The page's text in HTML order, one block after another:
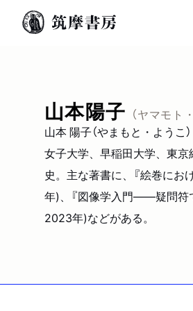
山本陽子 （ヤマモト
山本 陽子（やまもと・よう
女子大学、早稲田大学、東
史。主な著書に、『絵巻に
年)、『図像学入門――疑問符
2023年)などがある。